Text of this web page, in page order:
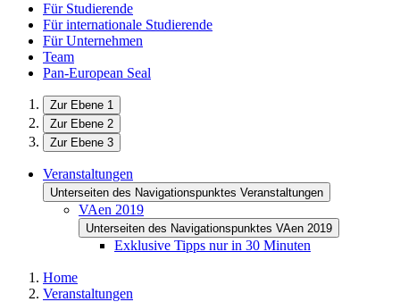
Für Studierende
Für internationale Studierende
Für Unternehmen
Team
Pan-European Seal
Zur Ebene 1
Zur Ebene 2
Zur Ebene 3
Veranstaltungen
Unterseiten des Navigationspunktes Veranstaltungen
VAen 2019
Unterseiten des Navigationspunktes VAen 2019
Exklusive Tipps nur in 30 Minuten
Home
Veranstaltungen